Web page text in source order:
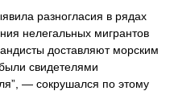
разногласия в рядах
нелегальных мигрантов
доставляют морским
свидетелями
— сокрушался по этому